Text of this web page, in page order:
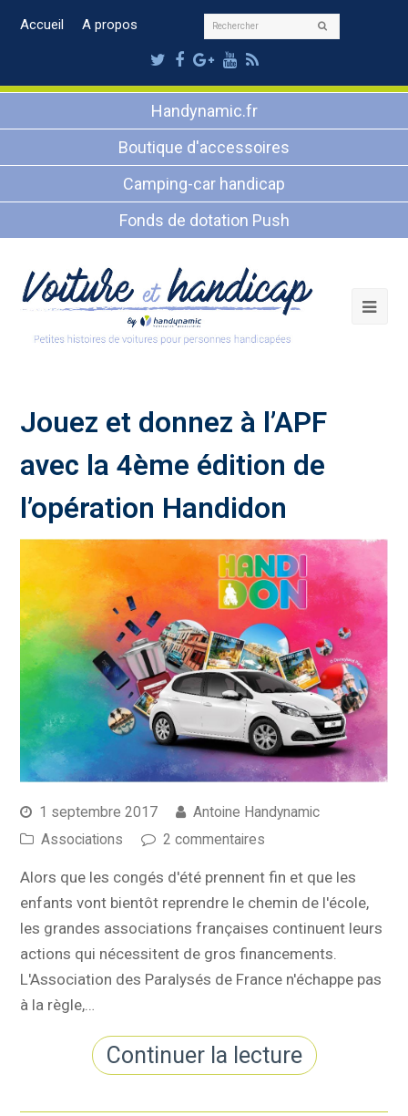
Accueil A propos Rechercher
Twitter
Facebook
Google
Plus
Youtube
RSS
Handynamic.fr
Boutique d'accessoires
Camping-car handicap
Fonds de dotation Push
Jouez et donnez à l’APF
avec la 4ème édition de
l’opération Handidon
1 septembre 2017
Antoine Handynamic
Associations
2 commentaires
Alors que les congés d'été prennent fin et que les
enfants vont bientôt reprendre le chemin de l'école,
les grandes associations françaises continuent leurs
actions qui nécessitent de gros financements.
L'Association des Paralysés de France n'échappe pas
à la règle,…
Continuer la lecture